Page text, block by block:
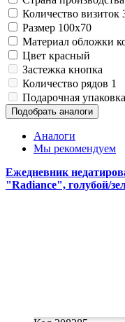
Все
Количество визиток
Размер 100x70
Материал обложки
Цвет красный
Застежка кнопка
Количество рядов 1
Подарочная упаковка
Подобрать аналоги
Аналоги
Мы рекомендуем
Ежедневник
"Radiance", голубой/